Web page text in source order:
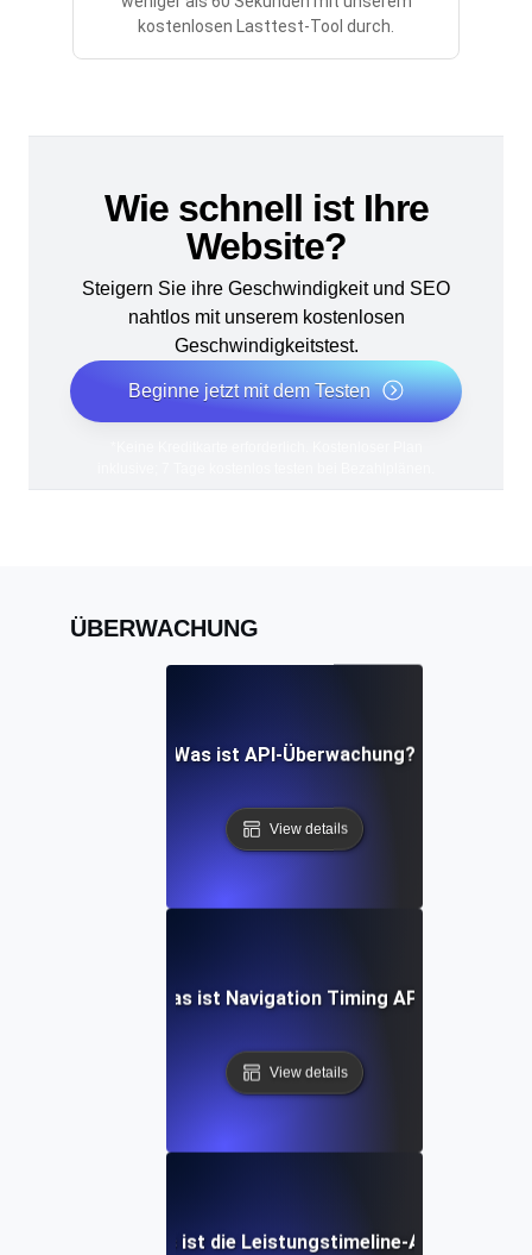
kostenlosen Lasttest-Tool durch.
Wie schnell ist Ihre
Website?
Steigern Sie ihre Geschwindigkeit und SEO
nahtlos mit unserem kostenlosen
Geschwindigkeitstest.
Beginne jetzt mit dem Testen
ÜBERWACHUNG
Was ist API-Überwachung?
View details
Was ist Navigation Timing API?
View details
Was ist die Leistungstimeline-API?